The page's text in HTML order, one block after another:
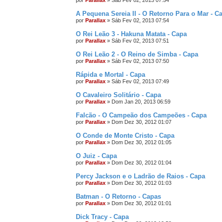
A Pequena Sereia II - O Retorno Para o Mar -
por Parallax » Sáb Fev 02, 2013 07:54
O Rei Leão 3 - Hakuna Matata - Capa
por Parallax » Sáb Fev 02, 2013 07:51
O Rei Leão 2 - O Reino de Simba - Capa
por Parallax » Sáb Fev 02, 2013 07:50
Rápida e Mortal - Capa
por Parallax » Sáb Fev 02, 2013 07:49
O Cavaleiro Solitário - Capa
por Parallax » Dom Jan 20, 2013 06:59
Falcão - O Campeão dos Campeões - Capa
por Parallax » Dom Dez 30, 2012 01:07
O Conde de Monte Cristo - Capa
por Parallax » Dom Dez 30, 2012 01:05
O Juiz - Capa
por Parallax » Dom Dez 30, 2012 01:04
Percy Jackson e o Ladrão de Raios - Capa
por Parallax » Dom Dez 30, 2012 01:03
Batman - O Retorno - Capas
por Parallax » Dom Dez 30, 2012 01:01
Dick Tracy - Capa